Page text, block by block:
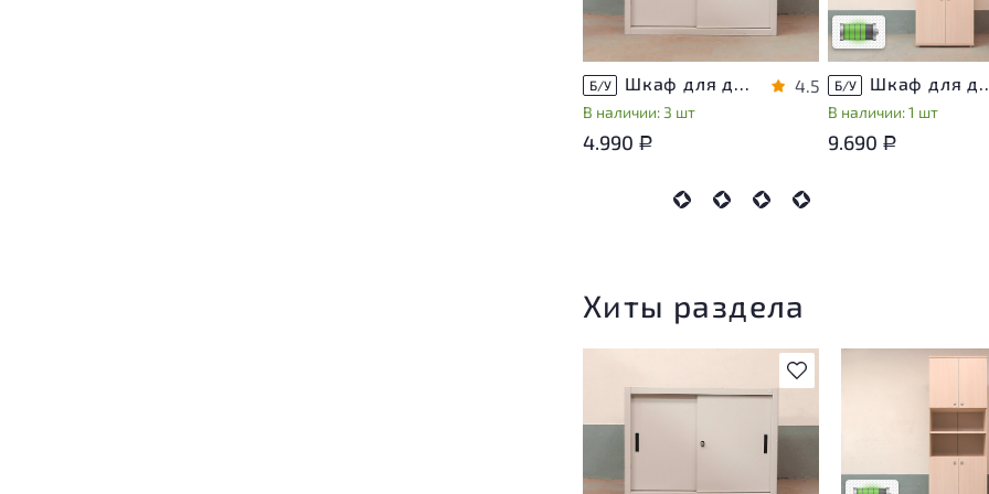
Б/У Шкаф для документов Металл
В наличии: 3 шт
4.5
4.990 Р
Низкая степень
Б/У Шкаф для
В наличии: 1 шт
9.690 Р
Хиты раздела
В избранное
незначительные
эксплуатации, не
использования